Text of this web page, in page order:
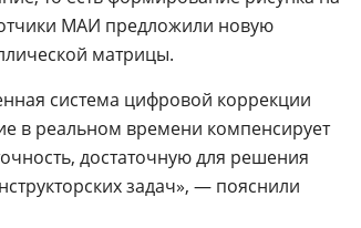
МАИ предложили новую
матрицы.
система цифровой коррекции
в реальном времени компенсирует
достаточную для решения
задач», — пояснили